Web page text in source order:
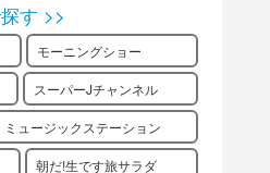
す >>
モーニングショー
スーパーJチャンネル
ミュージックステーション
朝だ!生です旅サラダ